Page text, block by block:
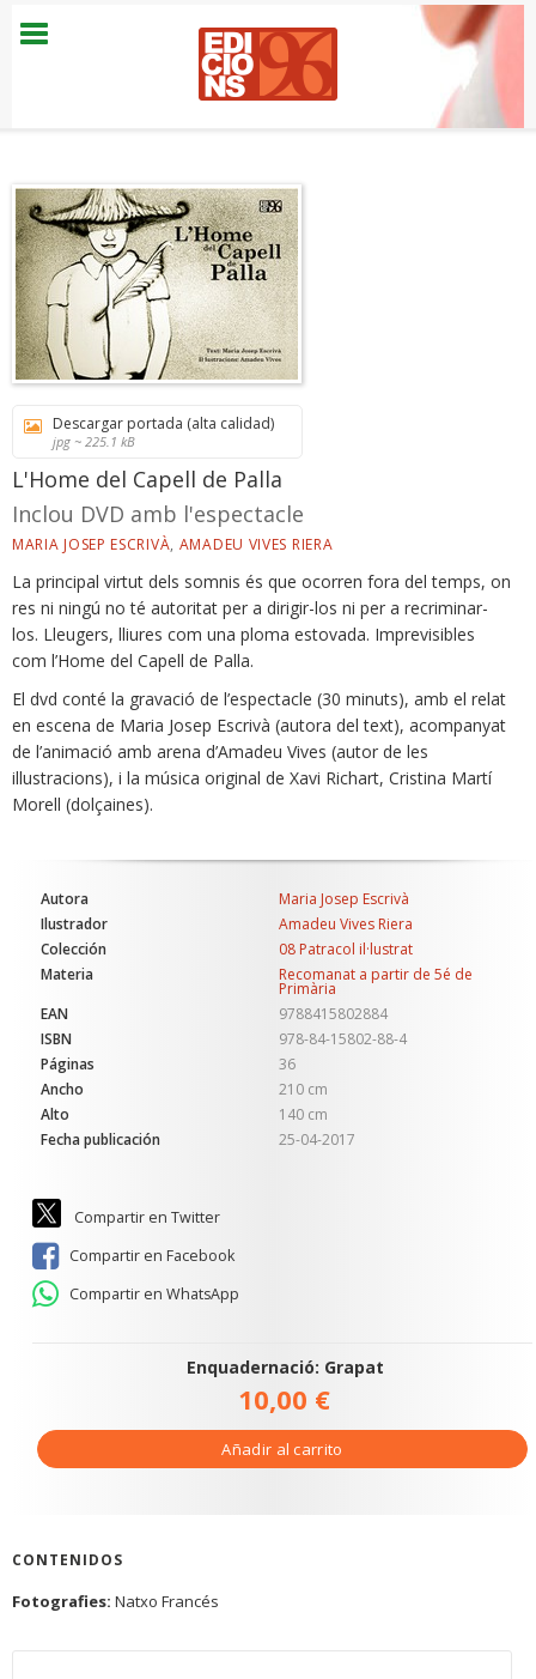
Descargar portada (alta calidad)
jpg ~ 225.1 kB
L'Home del Capell de Palla
Inclou DVD amb l'espectacle
MARIA JOSEP ESCRIVÀ, AMADEU VIVES RIERA
La principal virtut dels somnis és que ocorren fora del temps, on
res ni ningú no té autoritat per a dirigir-los ni per a recriminar-
los. Lleugers, lliures com una ploma estovada. Imprevisibles
com l’Home del Capell de Palla.
El dvd conté la gravació de l’espectacle (30 minuts), amb el relat
en escena de Maria Josep Escrivà (autora del text), acompanyat
de l’animació amb arena d’Amadeu Vives (autor de les
illustracions), i la música original de Xavi Richart, Cristina Martí
Morell (dolçaines).
Autora
Maria Josep Escrivà
Ilustrador
Amadeu Vives Riera
Colección
08 Patracol il·lustrat
Materia
Recomanat a partir de 5é de
Primària
EAN
9788415802884
ISBN
978-84-15802-88-4
Páginas
36
Ancho
210 cm
Alto
140 cm
Fecha publicación
25-04-2017
Compartir en Twitter
Compartir en Facebook
Compartir en WhatsApp
Enquadernació: Grapat
10,00 €
Añadir al carrito
CONTENIDOS
Fotografies: Natxo Francés